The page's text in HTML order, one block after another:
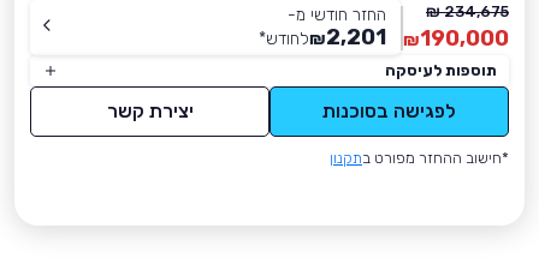
234,675 ₪
190,000
₪
החזר חודשי מ-
2,201
₪לחודש*
תוספות לעיסקה
לפגישה בסוכנות יצירת קשר
*חישוב ההחזר מפורט בתקנון